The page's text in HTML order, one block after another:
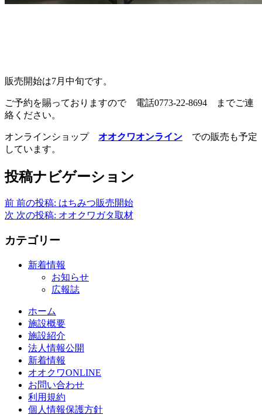
販売開始は7月中旬です。
ご予約を賜っておりますので 電話0773-22-8694 までご連
絡ください。
オンラインショップ オオクワオンライン での販売も予定
しています。
投稿ナビゲーション
前 前の投稿: はちみつ販売開始
次 次の投稿: オオクワガタ取材
カテゴリー
新着情報
お知らせ
広報誌
ホーム
施設概要
施設紹介
法人情報公開
新着情報
オオクワONLINE
お問い合わせ
利用規約
個人情報保護方針